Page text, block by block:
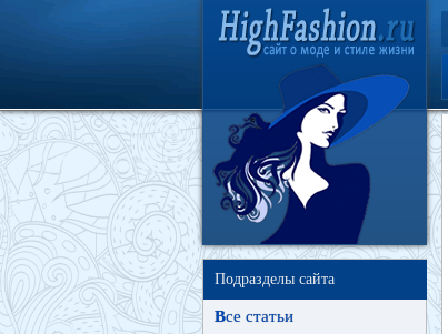
Подразделы сайта
Все статьи